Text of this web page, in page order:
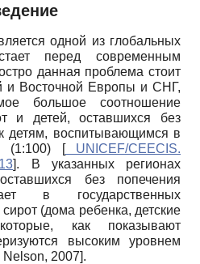
одной из глобальных
перед современным
данная проблема стоит
и Восточной Европы и СНГ,
большое соотношение
и детей, оставшихся без
детям, воспитывающимся в
(1:100)
[UNICEF/CEECIS.
]. В указанных регионах
без попечения
в государственных
(дома ребенка, детские
как показывают
высоким уровнем
Nelson, 2007].